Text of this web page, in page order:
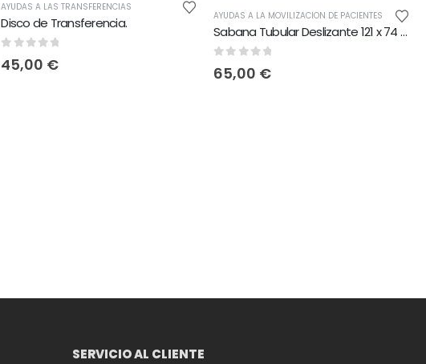
AYUDAS A LAS TRANSFERENCIAS
Disco de Transferencia.
out of 5
45,00 €
AYUDAS A LA MOVILIZACION DE PACIENTES
Sabana Tubular Deslizante 121 x 74 cm
0 out of 5
65,00 €
SERVICIO AL CLIENTE